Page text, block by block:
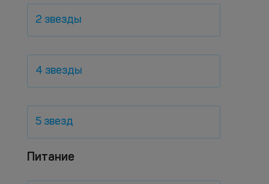
2 звезды
4 звезды
5 звезд
Питание